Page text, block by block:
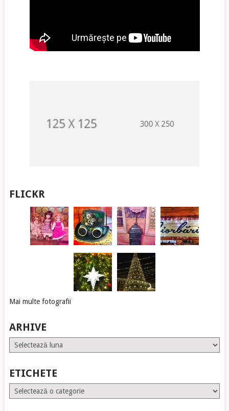
FLICKR
Mai multe fotografii
ARHIVE
Arhive
ETICHETE
Etichete